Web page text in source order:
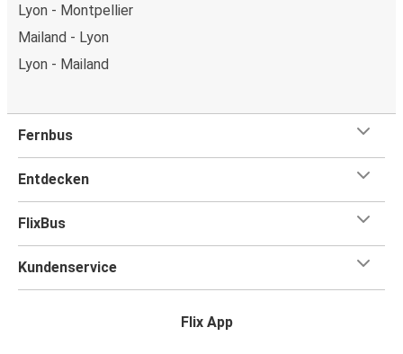
Lyon - Montpellier
Mailand - Lyon
Lyon - Mailand
Fernbus
Entdecken
FlixBus
Kundenservice
Flix App